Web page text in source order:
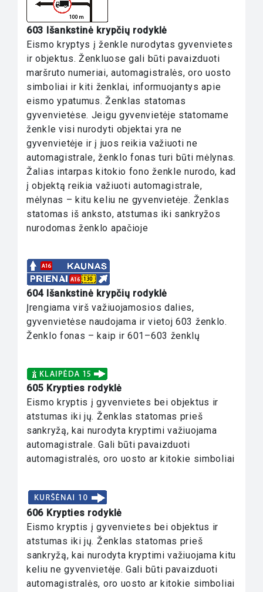
603 Išankstinė krypčių rodyklė
Eismo kryptys į ženkle nurodytas gyvenvietes
ir objektus. Ženkluose gali būti pavaizduoti
maršruto numeriai, automagistralės, oro uosto
simboliai ir kiti ženklai, informuojantys apie
eismo ypatumus. Ženklas statomas
gyvenvietėse. Jeigu gyvenvietėje statomame
ženkle visi nurodyti objektai yra ne
gyvenvietėje ir į juos reikia važiuoti ne
automagistrale, ženklo fonas turi būti mėlynas.
Žalias intarpas kitokio fono ženkle nurodo, kad
į objektą reikia važiuoti automagistrale,
mėlynas – kitu keliu ne gyvenvietėje. Ženklas
statomas iš anksto, atstumas iki sankryžos
nurodomas ženklo apačioje
604 Išankstinė krypčių rodyklė
Įrengiama virš važiuojamosios dalies,
gyvenvietėse naudojama ir vietoj 603 ženklo.
Ženklo fonas – kaip ir 601–603 ženklų
605 Krypties rodyklė
Eismo kryptis į gyvenvietes bei objektus ir
atstumas iki jų. Ženklas statomas prieš
sankryžą, kai nurodyta kryptimi važiuojama
automagistrale. Gali būti pavaizduoti
automagistralės, oro uosto ar kitokie simboliai
606 Krypties rodyklė
Eismo kryptis į gyvenvietes bei objektus ir
atstumas iki jų. Ženklas statomas prieš
sankryžą, kai nurodyta kryptimi važiuojama kitu
keliu ne gyvenvietėje. Gali būti pavaizduoti
automagistralės, oro uosto ar kitokie simboliai